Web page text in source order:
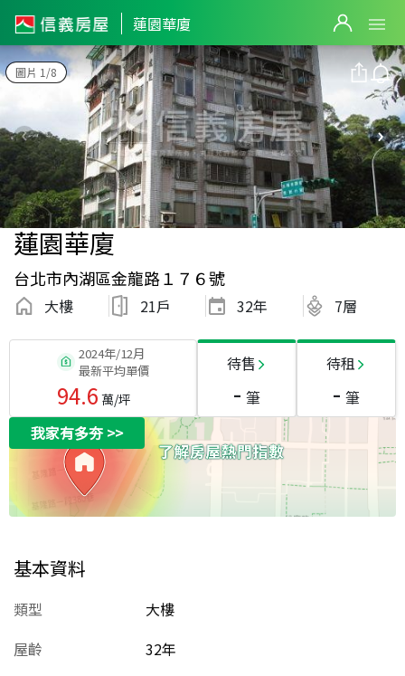
蓮園華廈
圖片 1/8
蓮園華廈
台北市內湖區金龍路１７６號
大樓 21戶 32年 7層
2024年/12月
最新平均單價
94.6 萬/坪
待售
- 筆
待租
- 筆
我家有多夯>>
基本資料
類型
大樓
屋齡
32年